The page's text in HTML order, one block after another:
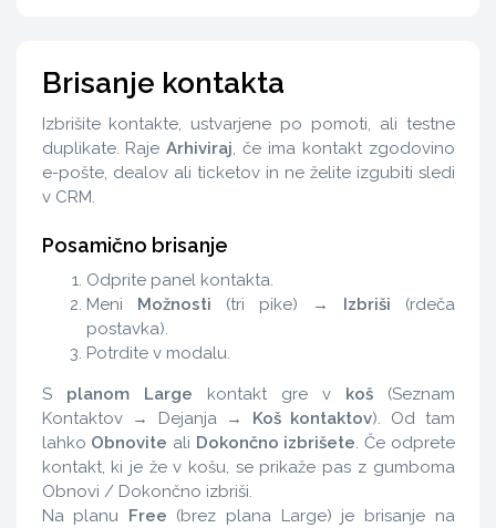
Brisanje kontakta
Izbrišite kontakte, ustvarjene po pomoti, ali testne
duplikate. RajeArhiviraj , če ima kontakt zgodovino
e-pošte, dealov ali ticketov in ne želite izgubiti sledi
v CRM.
Posamično brisanje
Odprite panel kontakta.
Meni Možnosti (tri pike) → Izbriši (rdeča
postavka).
Potrdite v modalu.
S planom Large kontakt gre v koš(Seznam
Kontaktov → Dejanja → Koš kontaktov). Od tam
lahko Obnovite ali Dokončno izbrišete . Če odprete
kontakt, ki je že v košu, se prikaže pas z gumboma
Obnovi / Dokončno izbriši.
Na planu Free (brez plana Large) je brisanje na